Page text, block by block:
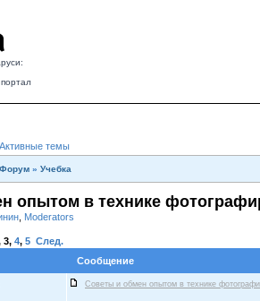
Активные темы
» Учебка
опытом в технике
Moderators
3, 4, 5 След.
Сообщение
Советы и обмен опытом в технике